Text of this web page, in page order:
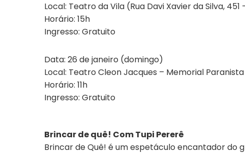
Local: Teatro da Vila (Rua Davi Xavier da Silva, 451
Horário: 15h
Ingresso: Gratuito
Data: 26 de janeiro (domingo)
Local: Teatro Cleon Jacques – Memorial
Horário: 11h
Ingresso: Gratuito
Brincar de quê! Com Tupi Pererê
Brincar de Quê! é um espetáculo encantador do